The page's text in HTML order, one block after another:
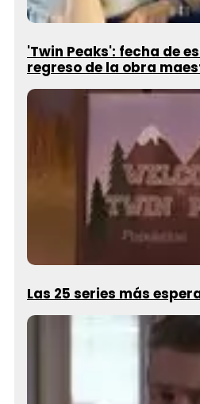
'Twin Peaks': fecha de
regreso de la obra
Las 25 series más